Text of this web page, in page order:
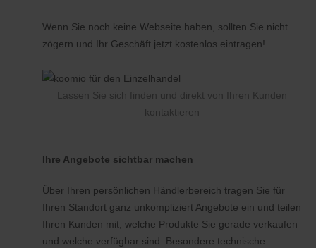
Wenn Sie noch keine Webseite haben, sollten Sie nicht
zögern und Ihr Geschäft jetzt kostenlos eintragen!
Lassen Sie sich finden und direkt von Ihren Kunden
kontaktieren
Ihre Angebote sichtbar machen
Über Ihren persönlichen Händlerbereich tragen Sie für
Ihren Standort ganz unkompliziert Angebote ein und teilen
Ihren Kunden mit, welche Produkte Sie gerade verkaufen
und welche verfügbar sind. Besondere technische